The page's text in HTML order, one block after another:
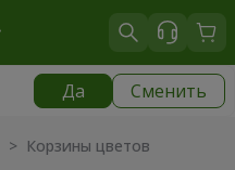
Да Сменить
> Корзины цветов